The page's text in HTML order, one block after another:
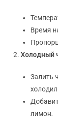
Время
Холодный
Залить
лимон.